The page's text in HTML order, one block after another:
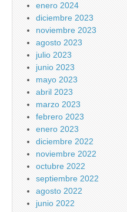
enero 2024
diciembre 2023
noviembre 2023
agosto 2023
julio 2023
junio 2023
mayo 2023
abril 2023
marzo 2023
febrero 2023
enero 2023
diciembre 2022
noviembre 2022
octubre 2022
septiembre 2022
agosto 2022
junio 2022